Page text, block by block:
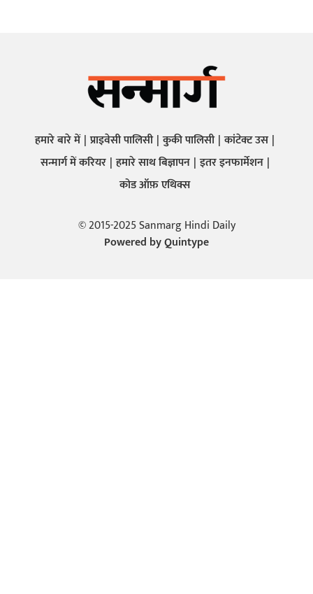
हमारे बारे में प्राइवेसी पालिसी कुकी पालिसी कांटेक्ट उस
सन्मार्ग में करियर हमारे साथ बिज्ञापन इतर इनफार्मेशन
कोड ऑफ़ एथिक्स
© 2015-2025 Sanmarg Hindi Daily
Powered byQuintype